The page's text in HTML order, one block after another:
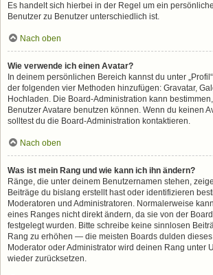
Es handelt sich hierbei in der Regel um ein
Benutzer zu Benutzer unterschiedlich ist.
Nach oben
Wie verwende ich einen Avatar?
In deinem persönlichen Bereich kannst du unter
der folgenden vier Methoden hinzufügen: Gravatar,
Hochladen. Die Board-Administration kann
Benutzer Avatare benutzen können. Wenn du keinen
solltest du die Board-Administration kontaktieren.
Nach oben
Was ist mein Rang und wie kann ich ihn ändern?
Ränge, die unter deinem Benutzernamen stehen,
Beiträge du bislang erstellt hast oder identifizieren
Moderatoren und Administratoren. Normalerweise
eines Ranges nicht direkt ändern, da sie von der
festgelegt wurden. Bitte schreibe keine sinnlosen
Rang zu erhöhen — die meisten Boards dulden
Moderator oder Administrator wird deinen Rang unter
wieder zurücksetzen.